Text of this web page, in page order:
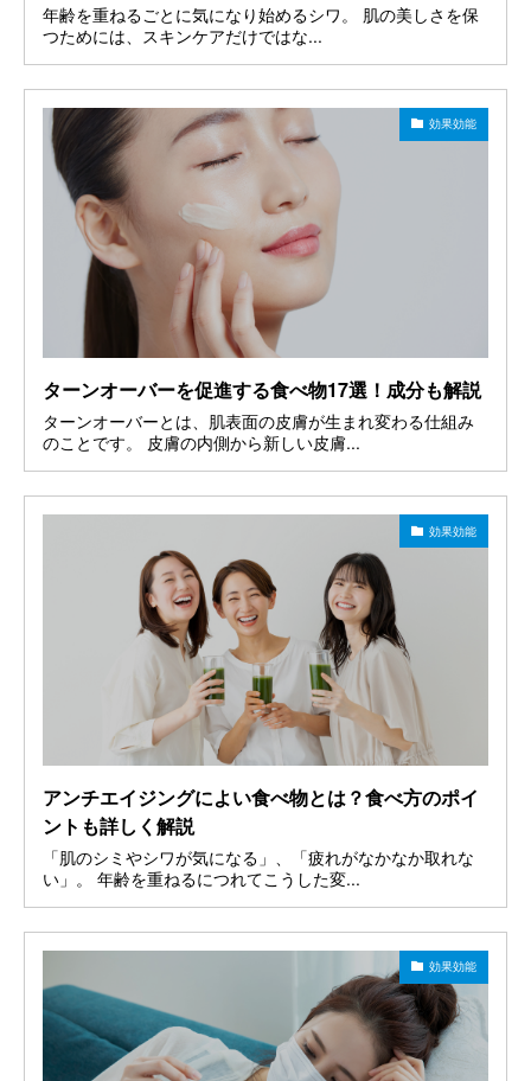
年齢を重ねるごとに気になり始めるシワ。 肌の美しさを保
つためには、スキンケアだけではな...
効果効能
ターンオーバーを促進する食べ物17選！成分も解説
ターンオーバーとは、肌表面の皮膚が生まれ変わる仕組み
のことです。 皮膚の内側から新しい皮膚...
効果効能
アンチエイジングによい食べ物とは？食べ方のポイ
ントも詳しく解説
「肌のシミやシワが気になる」、「疲れがなかなか取れな
い」。 年齢を重ねるにつれてこうした変...
効果効能